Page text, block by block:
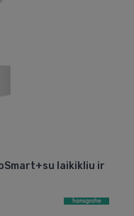
laikikliu ir